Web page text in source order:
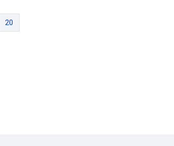
19
20Página 20
página